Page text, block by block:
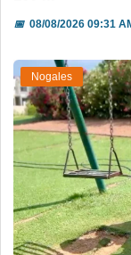
📅08/08/2026 09:31
Nogales